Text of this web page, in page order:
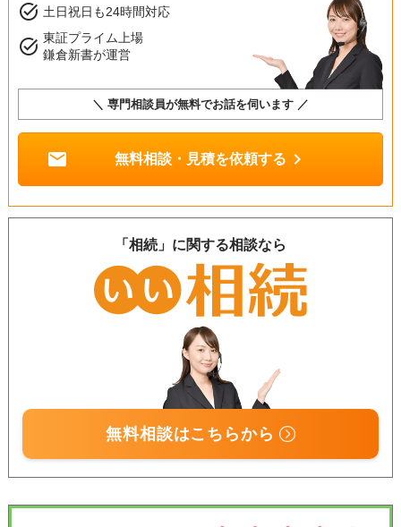
task_alt 土日祝日も24時間対応
task_alt 東証プライム上場
鎌倉新書が運営
＼ 専門相談員が無料でお話を伺います ／
mail 無料相談・見積を依頼する chevron_right
「相続」に関する相談なら
無料相談はこちらから